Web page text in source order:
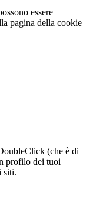
essere
pagina della cookie
(che è di
profilo dei tuoi
siti.